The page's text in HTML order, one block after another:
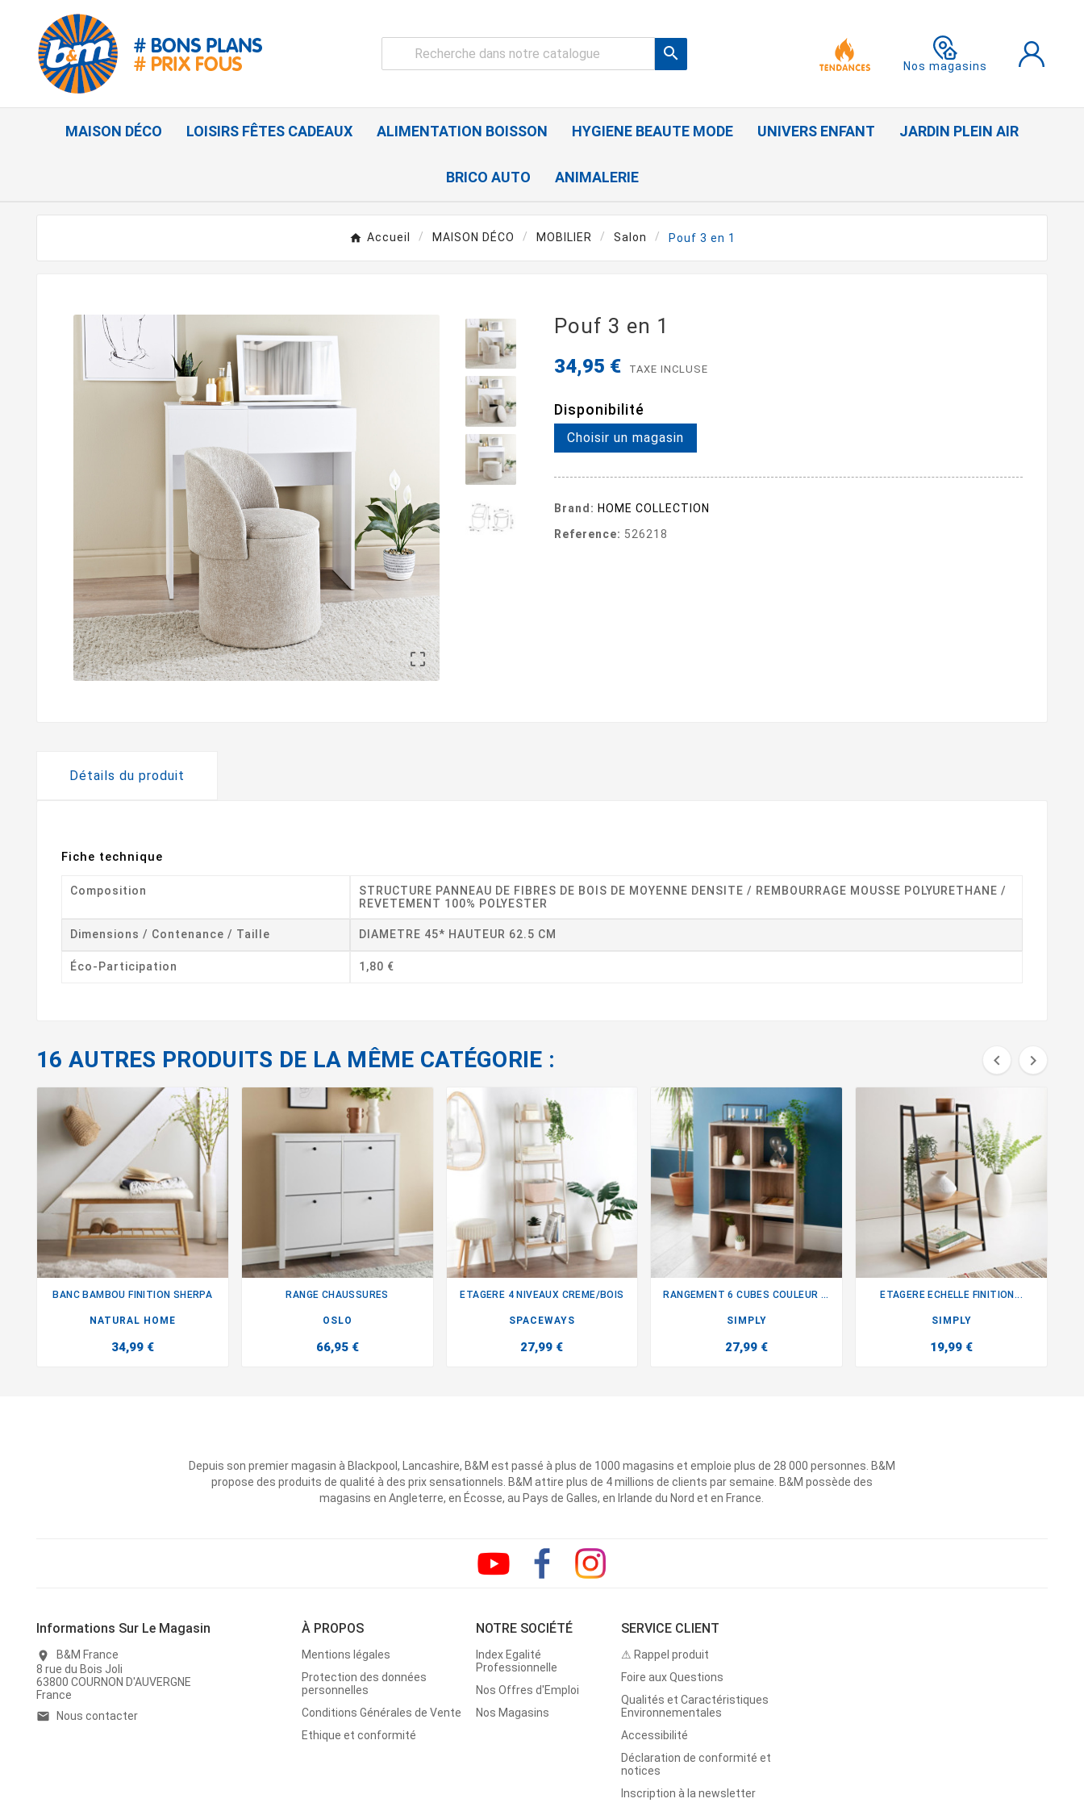

Nos magasins
MAISON DÉCO LOISIRS FÊTES CADEAUX ALIMENTATION BOISSON HYGIENE BEAUTE MODE UNIVERS ENFANT JARDIN PLEIN AIR
BRICO AUTO ANIMALERIE
Accueil MAISON DÉCO MOBILIER Salon Pouf 3 en 1

Pouf 3 en 1
34,95 € TAXE INCLUSE
Disponibilité
Choisir un magasin
Brand: HOME COLLECTION
Reference: 526218
Détails du produit
Fiche technique
Composition
STRUCTURE PANNEAU DE FIBRES DE BOIS DE MOYENNE DENSITE / REMBOURRAGE MOUSSE POLYURETHANE /
REVETEMENT 100% POLYESTER
Dimensions / Contenance / Taille DIAMETRE 45* HAUTEUR 62.5 CM
Éco-Participation 1,80 €
16 AUTRES PRODUITS DE LA MÊME CATÉGORIE :  
BANC BAMBOU FINITION SHERPA
NATURAL HOME
34,99 €
RANGE CHAUSSURES
OSLO
66,95 €
ETAGERE 4 NIVEAUX CREME/BOIS
SPACEWAYS
27,99 €
RANGEMENT 6 CUBES COULEUR BOIS
SIMPLY
27,99 €
ETAGERE ECHELLE FINITION...
SIMPLY
19,99 €
Depuis son premier magasin à Blackpool, Lancashire, B&M est passé à plus de 1000 magasins et emploie plus de 28 000 personnes. B&M
propose des produits de qualité à des prix sensationnels. B&M attire plus de 4 millions de clients par semaine. B&M possède des
magasins en Angleterre, en Écosse, au Pays de Galles, en Irlande du Nord et en France.
Informations Sur Le Magasin
location_on
B&M France
8 rue du Bois Joli
63800 COURNON D'AUVERGNE
France
email Nous contacter
À PROPOS
Mentions légales
Protection des données
personnelles
Conditions Générales de Vente
Ethique et conformité
NOTRE SOCIÉTÉ
Index Egalité
Professionnelle
Nos Offres d'Emploi
Nos Magasins
SERVICE CLIENT
⚠ Rappel produit
Foire aux Questions
Qualités et Caractéristiques
Environnementales
Accessibilité
Déclaration de conformité et
notices
Inscription à la newsletter